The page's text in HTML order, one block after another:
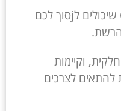
שיכולים לjסוך לכם
וקיימות
להתאים לצרכים